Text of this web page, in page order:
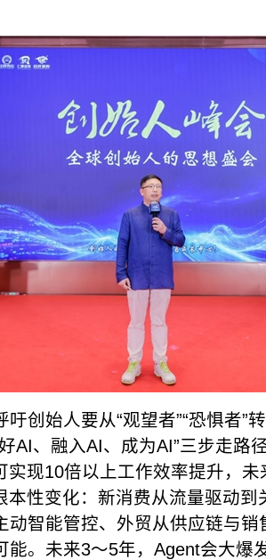
创始人要从“观望者”“恐惧者”
AI、融入AI、成为AI”三步走路
实现10倍以上工作效率提升，
本性变化：新消费从流量驱动
动智能管控、外贸从供应链与
能。未来3～5年，Agent会大爆